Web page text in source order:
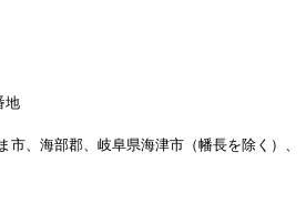
地
市、海部郡、岐阜県海津市（幡長を除く）、